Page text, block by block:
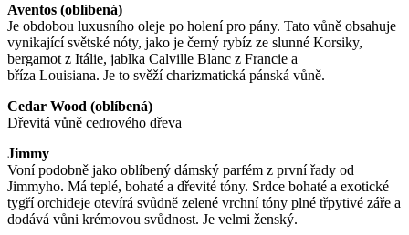
Aventos (oblíbená)
Je obdobou luxusního oleje po holení pro pány. Tato vůně obsahuje
vynikající světské nóty, jako je černý rybíz ze slunné Korsiky,
bergamot z Itálie, jablka Calville Blanc z Francie a
bříza Louisiana. Je to svěží charizmatická pánská vůně.
Cedar Wood (oblíbená)
Dřevitá vůně cedrového dřeva
Jimmy
Voní podobně jako oblíbený dámský parfém z první řady od
Jimmyho. Má teplé, bohaté a dřevité tóny. Srdce bohaté a exotické
tygří orchideje otevírá svůdně zelené vrchní tóny plné třpytivé záře a
dodává vůni krémovou svůdnost. Je velmi ženský.